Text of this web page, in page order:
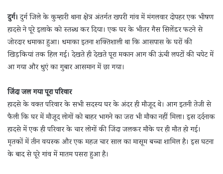
दुर्ग।दुर्ग जिले के कुम्हारी थाना क्षेत्र अंतर्गत खपरी गांव में मंगलवार दोपहर एक भीषण
हादसे ने पूरे इलाके को स्तब्ध कर दिया। एक घर के भीतर गैस सिलेंडर फटने से
जोरदार धमाका हुआ। धमाका इतना शक्तिशाली था कि आसपास के घरों की
खिड़कियां तक हिल गईं। देखते ही देखते पूरा मकान आग की ऊंची लपटों की चपेट में
आ गया और धुएं का गुबार आसमान में छा गया।
जिंदा जल गया पूरा परिवार
हादसे के वक्त परिवार के सभी सदस्य घर के अंदर ही मौजूद थे। आग इतनी तेजी से
फैली कि घर में मौजूद लोगों को बाहर भागने का जरा भी मौका नहीं मिला। इस दर्दनाक
हादसे में एक ही परिवार के चार लोगों की जिंदा जलकर मौके पर ही मौत हो गई।
मृतकों में तीन वयस्क और एक महज चार साल का मासूम बच्चा शामिल है। इस घटना
के बाद से पूरे गांव में मातम पसरा हुआ है।